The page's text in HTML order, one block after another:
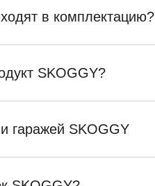
в комплектацию?
SKOGGY?
гаражей SKOGGY